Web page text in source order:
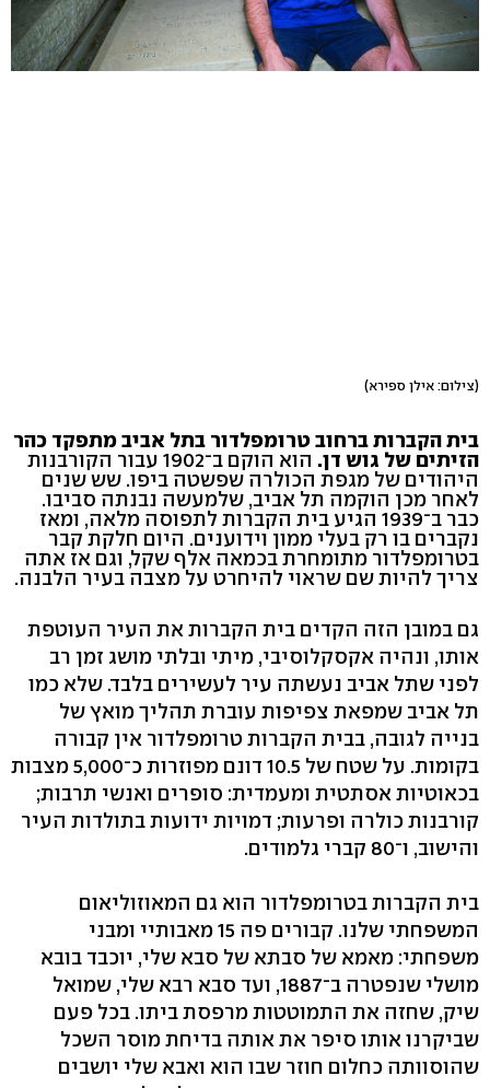
(צילום: אילן ספירא)
בית הקברות ברחוב טרומפלדור בתל אביב מתפקד כהר
הזיתים של גוש דן. הוא הוקם ב־1902 עבור הקורבנות
היהודים של מגפת הכולרה שפשטה ביפו. שש שנים
לאחר מכן הוקמה תל אביב, שלמעשה נבנתה סביבו.
כבר ב־1939 הגיע בית הקברות לתפוסה מלאה, ומאז
נקברים בו רק בעלי ממון וידוענים. היום חלקת קבר
בטרומפלדור מתומחרת בכמאה אלף שקל, וגם אז אתה
צריך להיות שם שראוי להיחרט על מצבה בעיר הלבנה.
גם במובן הזה הקדים בית הקברות את העיר העוטפת
אותו, ונהיה אקסקלוסיבי, מיתי ובלתי מושג זמן רב
לפני שתל אביב נעשתה עיר לעשירים בלבד. שלא כמו
תל אביב שמפאת צפיפות עוברת תהליך מואץ של
בנייה לגובה, בבית הקברות טרומפלדור אין קבורה
בקומות. על שטח של 10.5 דונם מפוזרות כ־5,000 מצבות
בכאוטיות אסתטית ומעמדית: סופרים ואנשי תרבות;
קורבנות כולרה ופרעות; דמויות ידועות בתולדות העיר
והישוב, ו־80 קברי גלמודים.
בית הקברות בטרומפלדור הוא גם המאוזוליאום
המשפחתי שלנו. קבורים פה 15 מאבותיי ומבני
משפחתי: מאמא של סבתא של סבא שלי, יוכבד בובא
מושלי שנפטרה ב־1887, ועד סבא רבא שלי, שמואל
שיק, שחזה את התמוטטות מרפסת ביתו. בכל פעם
שביקרנו אותו סיפר את אותה בדיחת מוסר השכל
שהוסוותה כחלום חוזר שבו הוא ואבא שלי יושבים